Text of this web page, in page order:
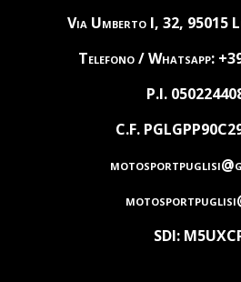
Via Umberto I, 32, 95015
Telefono / Whatsapp:
P.I.
C.F.
SDI: